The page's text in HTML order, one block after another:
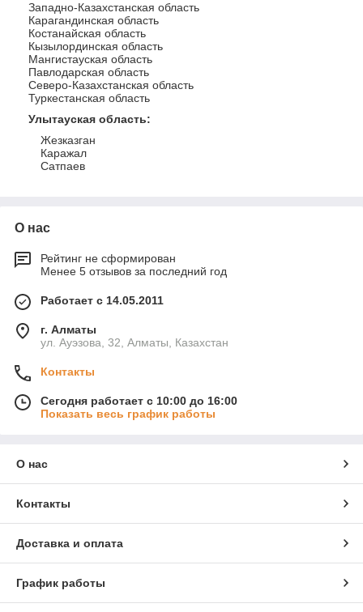
Западно-Казахстанская область
Карагандинская область
Костанайская область
Кызылординская область
Мангистауская область
Павлодарская область
Северо-Казахстанская область
Туркестанская область
Улытауская область:
Жезказган
Каражал
Сатпаев
О нас
Рейтинг не сформирован
Менее 5 отзывов за последний год
Работает с 14.05.2011
г. Алматы
ул. Ауэзова, 32, Алматы, Казахстан
Контакты
Сегодня работает с 10:00 до 16:00
Показать весь график работы
О нас
Контакты
Доставка и оплата
График работы